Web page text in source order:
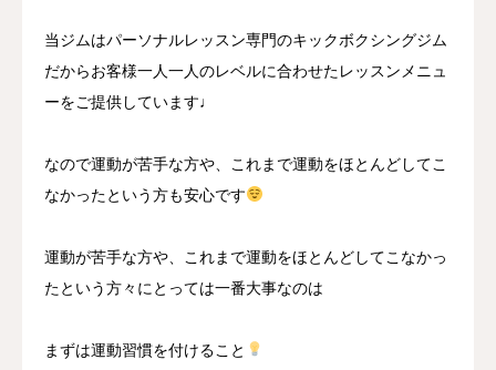
当ジムはパーソナルレッスン専門のキックボクシングジム
だからお客様一人一人のレベルに合わせたレッスンメニュ
ーをご提供しています♩
なので運動が苦手な方や、これまで運動をほとんどしてこ
なかったという方も安心です
運動が苦手な方や、これまで運動をほとんどしてこなかっ
たという方々にとっては一番大事なのは
まずは運動習慣を付けること